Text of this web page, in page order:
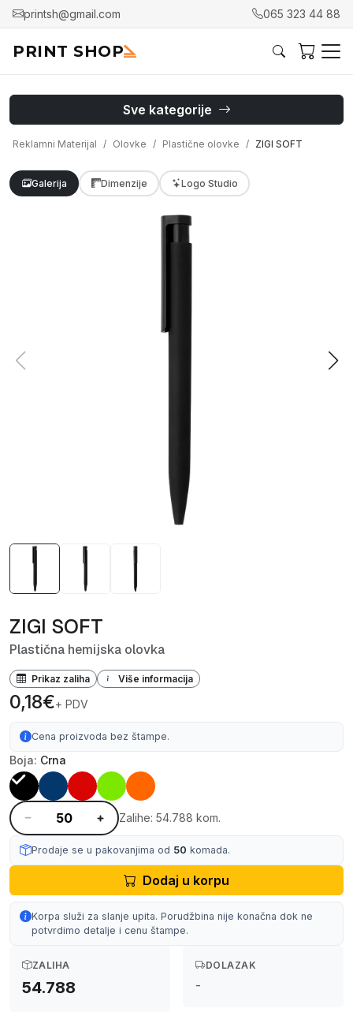
printsh@gmail.com 065 323 44 88
PRINT SHOP
Sve kategorije
Reklamni Materijal Olovke Plastične olovke ZIGI SOFT
Galerija Dimenzije Logo Studio
ZIGI SOFT
Plastična hemijska olovka
Prikaz zaliha Više informacija
0,18€+ PDV
Cena proizvoda bez štampe.
Boja: Crna
Zalihe: 54.788 kom.
Prodaje se u pakovanjima od 50 komada.
Dodaj u korpu
Korpa služi za slanje upita. Porudžbina nije konačna dok ne
potvrdimo detalje i cenu štampe.
ZALIHA
54.788
DOLAZAK
-